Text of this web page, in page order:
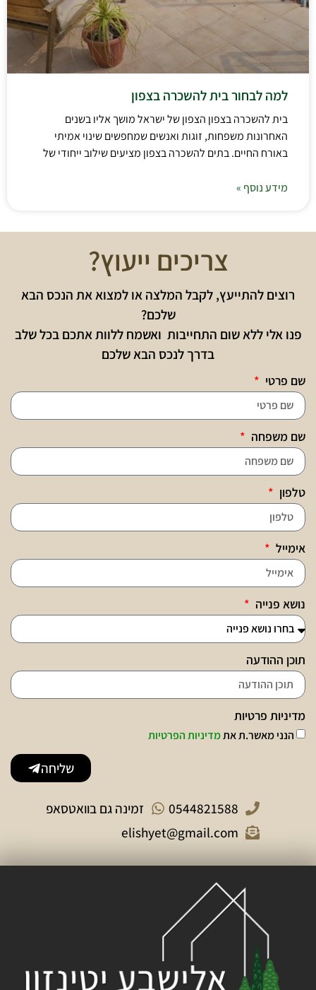
למה לבחור בית להשכרה בצפון
בית להשכרה בצפון הצפון של ישראל מושך אליו בשנים
האחרונות משפחות, זוגות ואנשים שמחפשים שינוי אמיתי
באורח החיים. בתים להשכרה בצפון מציעים שילוב ייחודי של
מידע נוסף »
צריכים ייעוץ?
רוצים להתייעץ, לקבל המלצה או למצוא את הנכס הבא
שלכם?
פנו אלי ללא שום התחייבות ואשמח ללוות אתכם בכל שלב
בדרך לנכס הבא שלכם
שם פרטי
שם משפחה
טלפון
אימייל
נושא פנייה
תוכן ההודעה
מדיניות פרטיות
הנני מאשר.ת אתמדיניות הפרטיות
שליחה
0544821588
זמינה גם בוואטסאפ
elishyet@gmail.com